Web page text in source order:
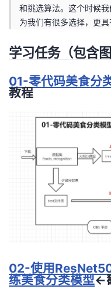
和挑选算法。这个时候
为我们有很多选择，更具
学习任务（包含图
01-零代码美食分
教程
02-使用
练美食分类模型←